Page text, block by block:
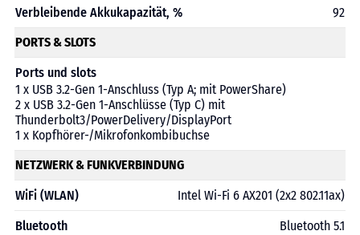
Verbleibende Akkukapazität, %
92
PORTS & SLOTS
Ports und slots
1 x USB 3.2-Gen 1-Anschluss (Typ A; mit PowerShare)
2 x USB 3.2-Gen 1-Anschlüsse (Typ C) mit
Thunderbolt3/PowerDelivery/DisplayPort
1 x Kopfhörer-/Mikrofonkombibuchse
NETZWERK & FUNKVERBINDUNG
WiFi (WLAN)
Intel Wi-Fi 6 AX201 (2x2 802.11ax)
Bluetooth
Bluetooth 5.1